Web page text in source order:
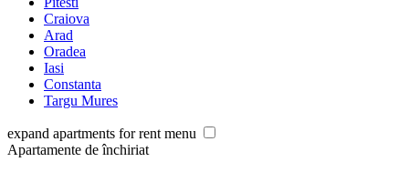
Craiova
Arad
Oradea
Iasi
Constanta
Targu Mures
expand apartments for rent menu
Apartamente de închiriat